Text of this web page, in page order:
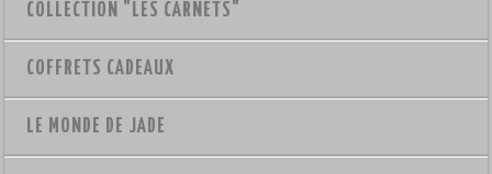
COLLECTION "LES CARNETS"
COFFRETS CADEAUX
LE MONDE DE JADE